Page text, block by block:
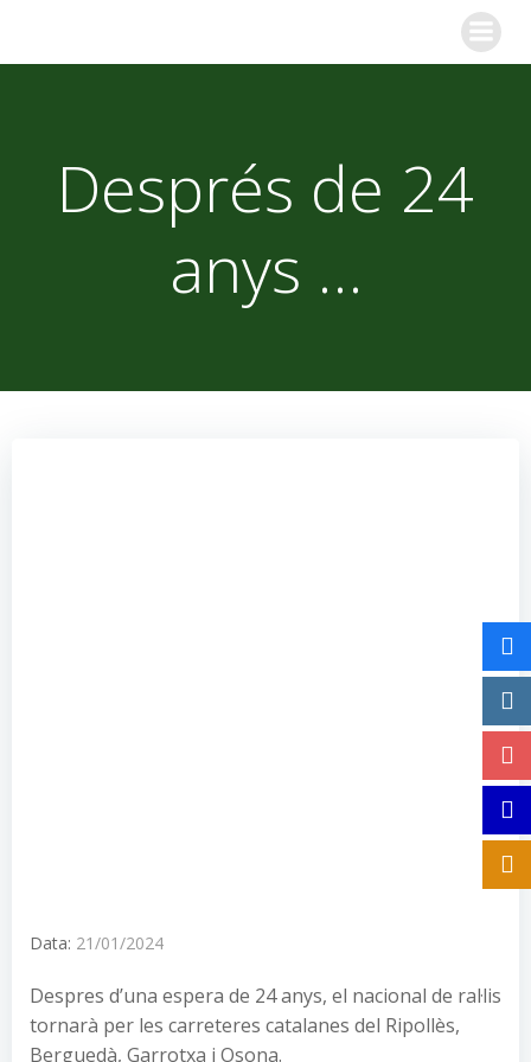
content
Després de 24
anys …
Data: 21/01/2024
Despres d’una espera de 24 anys, el nacional de ral·lis
tornarà per les carreteres catalanes del Ripollès,
Berguedà, Garrotxa i Osona.